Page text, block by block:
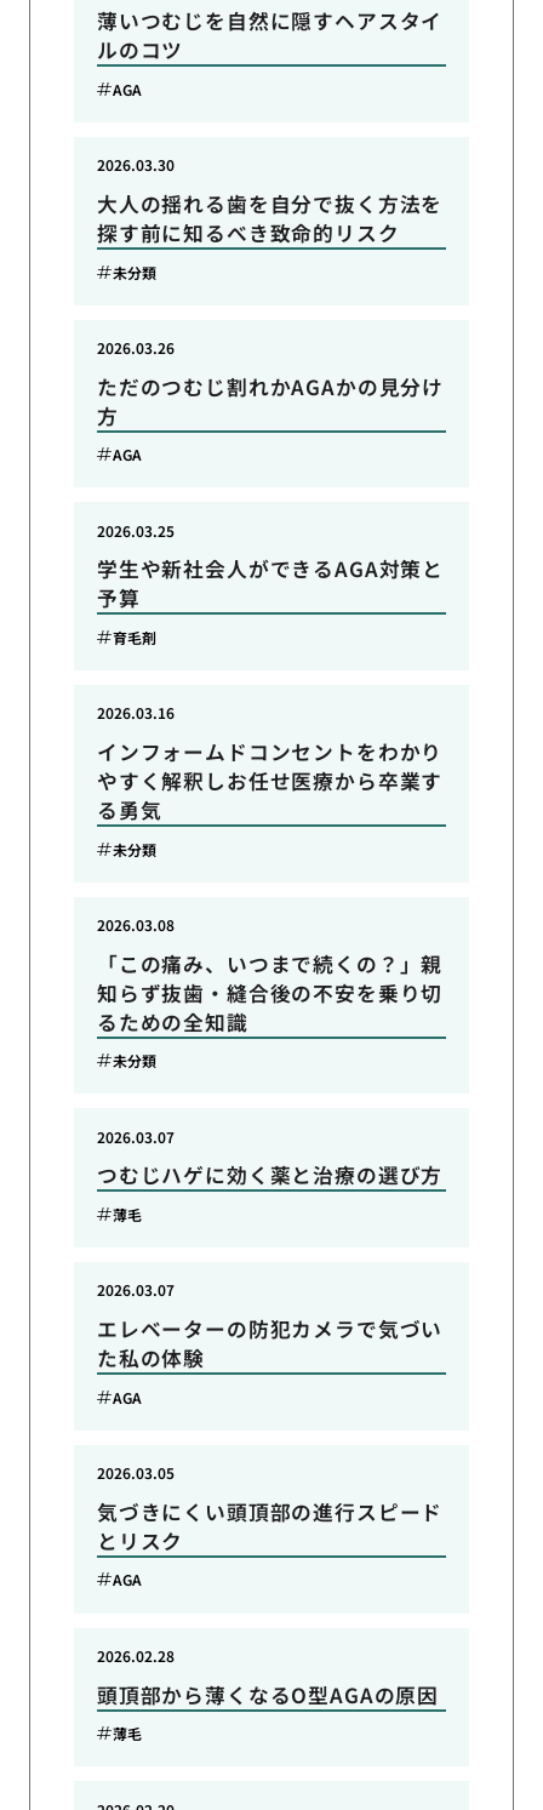
薄いつむじを自然に隠すヘアスタイ
ルのコツ
AGA
大人の揺れる歯を自分で抜く方法を
探す前に知るべき致命的リスク
2026.03.30
未分類
ただのつむじ割れかAGAかの見分け
方
2026.03.26
AGA
学生や新社会人ができるAGA対策と
予算
2026.03.25
育毛剤
インフォームドコンセントをわかり
やすく解釈しお任せ医療から卒業す
る勇気
2026.03.16
未分類
「この痛み、いつまで続くの？」親
知らず抜歯・縫合後の不安を乗り切
るための全知識
2026.03.08
未分類
つむじハゲに効く薬と治療の選び方
2026.03.07
薄毛
エレベーターの防犯カメラで気づい
た私の体験
2026.03.07
AGA
気づきにくい頭頂部の進行スピード
とリスク
2026.03.05
AGA
頭頂部から薄くなるO型AGAの原因
2026.02.28
薄毛